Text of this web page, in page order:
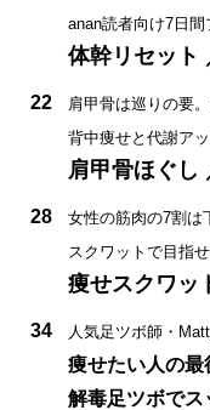
anan読者向け7日間
体幹リセット
22
肩甲骨は巡りの要
背中痩せと代謝ア
肩甲骨ほぐし
28
女性の筋肉の7割は
スクワットで目指せ
痩せスクワッ
34 人気足ツボ師・
痩せたい人の最
解毒足ツボでス